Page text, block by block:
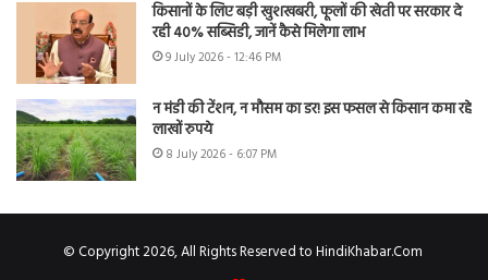
किसानों के लिए बड़ी खुशखबरी, फूलों की खेती पर सरकार दे
रही 40% सब्सिडी, जानें कैसे मिलेगा लाभ
9 July 2026 - 12:46 PM
न मंडी की टेंशन, न मौसम का डर! इस फसल से किसान कमा रहे
लाखों रुपये
8 July 2026 - 6:07 PM
© Copyright 2026, All Rights Reserved to HindiKhabar.Com